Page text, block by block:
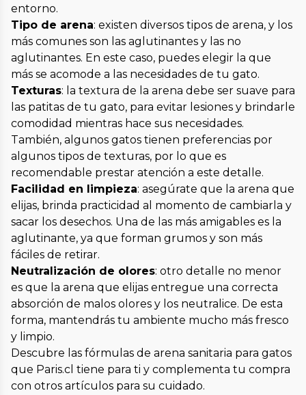
entorno.
Tipo de arena: existen diversos tipos de arena, y los
más comunes son las aglutinantes y las no
aglutinantes. En este caso, puedes elegir la que
más se acomode a las necesidades de tu gato.
Texturas: la textura de la arena debe ser suave para
las patitas de tu gato, para evitar lesiones y brindarle
comodidad mientras hace sus necesidades.
También, algunos gatos tienen preferencias por
algunos tipos de texturas, por lo que es
recomendable prestar atención a este detalle.
Facilidad en limpieza: asegúrate que la arena que
elijas, brinda practicidad al momento de cambiarla y
sacar los desechos. Una de las más amigables es la
aglutinante, ya que forman grumos y son más
fáciles de retirar.
Neutralización de olores: otro detalle no menor
es que la arena que elijas entregue una correcta
absorción de malos olores y los neutralice. De esta
forma, mantendrás tu ambiente mucho más fresco
y limpio.
Descubre las fórmulas de arena sanitaria para gatos
que Paris.cl tiene para ti y complementa tu compra
con otros artículos para su cuidado.